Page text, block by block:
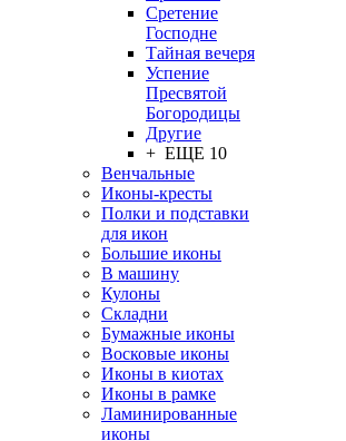
Сретение
Господне
Тайная вечеря
Успение
Пресвятой
Богородицы
Другие
+ ЕЩЕ 10
Венчальные
Иконы-кресты
Полки и подставки
для икон
Большие иконы
В машину
Кулоны
Складни
Бумажные иконы
Восковые иконы
Иконы в киотах
Иконы в рамке
Ламинированные
иконы